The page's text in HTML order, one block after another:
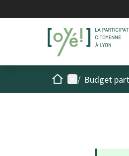
AccueilMenu principal
/ Budget